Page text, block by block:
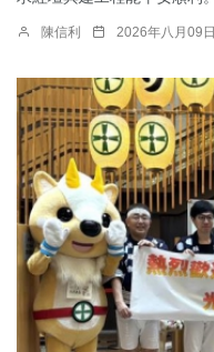
陳信利 2026年八月09日